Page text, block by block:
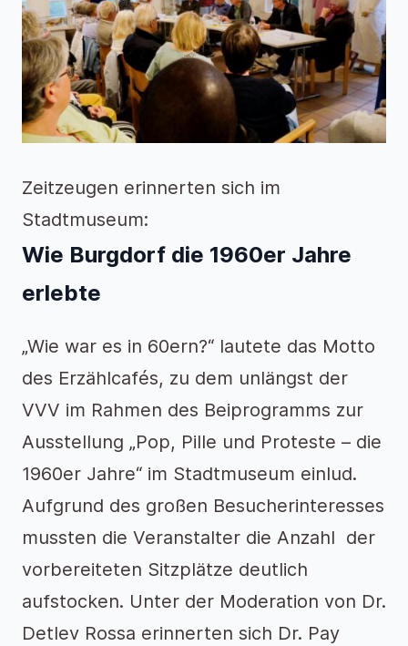
Zeitzeugen erinnerten sich im
Stadtmuseum:
Wie Burgdorf die 1960er Jahre
erlebte
„Wie war es in 60ern?“ lautete das Motto
des Erzählcafés, zu dem unlängst der
VVV im Rahmen des Beiprogramms zur
Ausstellung „Pop, Pille und Proteste – die
1960er Jahre“ im Stadtmuseum einlud.
Aufgrund des großen Besucherinteresses
mussten die Veranstalter die Anzahl der
vorbereiteten Sitzplätze deutlich
aufstocken. Unter der Moderation von Dr.
Detlev Rossa erinnerten sich Dr. Pay